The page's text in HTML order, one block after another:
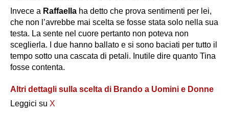
Invece a Raffaella ha detto che prova sentimenti per lei,
che non l’avrebbe mai scelta se fosse stata solo nella sua
testa. La sente nel cuore pertanto non poteva non
sceglierla. I due hanno ballato e si sono baciati per tutto il
tempo sotto una cascata di petali. Inutile dire quanto Tina
fosse contenta.
Altri dettagli sulla scelta di Brando a Uomini e Donne
Leggici su X